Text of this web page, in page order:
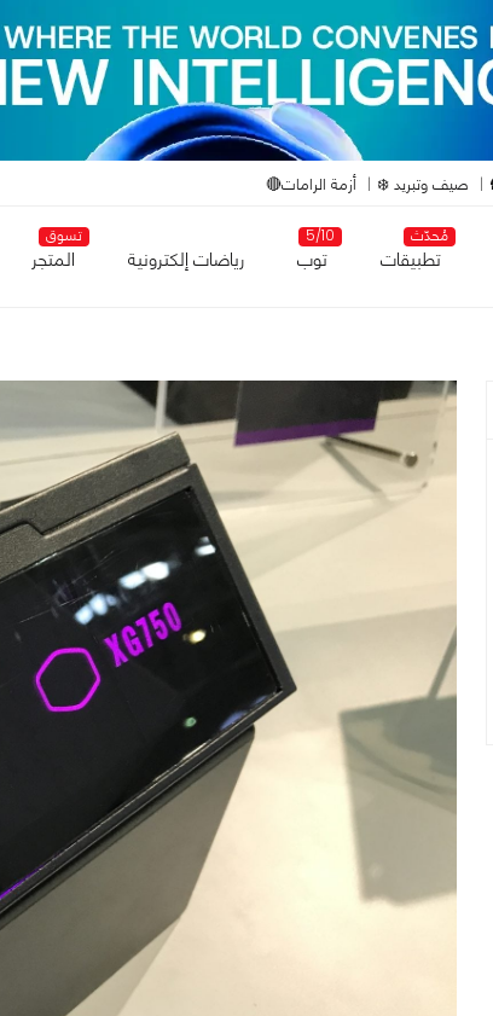
صيف وتبريد ❄️ أزمة الرامات🔴
مُحدّث
تطبيقات
5/10
توب رياضات إلكترونية
تسوق
المتجر